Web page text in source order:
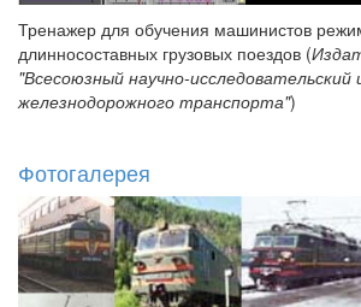
Тренажер для обучения машинистов
длинносоставных грузовых поездов (
"Всесоюзный научно-
железнодорожного транспорта")
Фотогалерея